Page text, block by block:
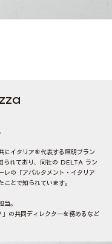
にイタリアを代表する照明ブラン
られており、同社の DELTA ラン
レの「アパルタメント・イタリア
とで知られています。
。
の共同ディレクターを務めるなど